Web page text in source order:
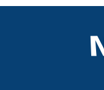
8